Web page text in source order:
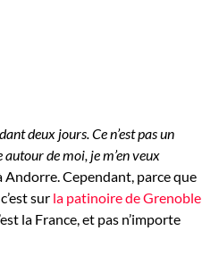
deux jours.Ce n’est pas un
de moi, je m’en veux
Andorre. Cependant, parce que
sur la patinoire de Grenoble
la France, et pas n’importe